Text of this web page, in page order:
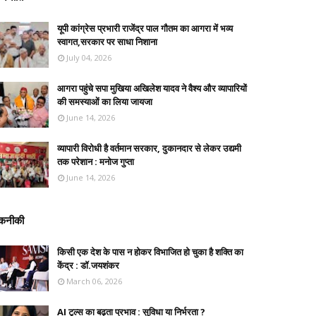
यूपी कांग्रेस प्रभारी राजेंद्र पाल गौतम का आगरा में भव्य
स्वागत,सरकार पर साधा निशाना
July 04, 2026
आगरा पहुंचे सपा मुखिया अखिलेश यादव ने वैश्य और व्यापारियों
की समस्याओं का लिया जायजा
June 14, 2026
व्यापारी विरोधी है वर्तमान सरकार, दुकानदार से लेकर उद्यमी
तक परेशान : मनोज गुप्ता
June 14, 2026
किसी एक देश के पास न होकर विभाजित हो चुका है शक्ति का
केंद्र : डॉ.जयशंकर
March 06, 2026
AI टूल्स का बढ़ता प्रभाव : सुविधा या निर्भरता ?